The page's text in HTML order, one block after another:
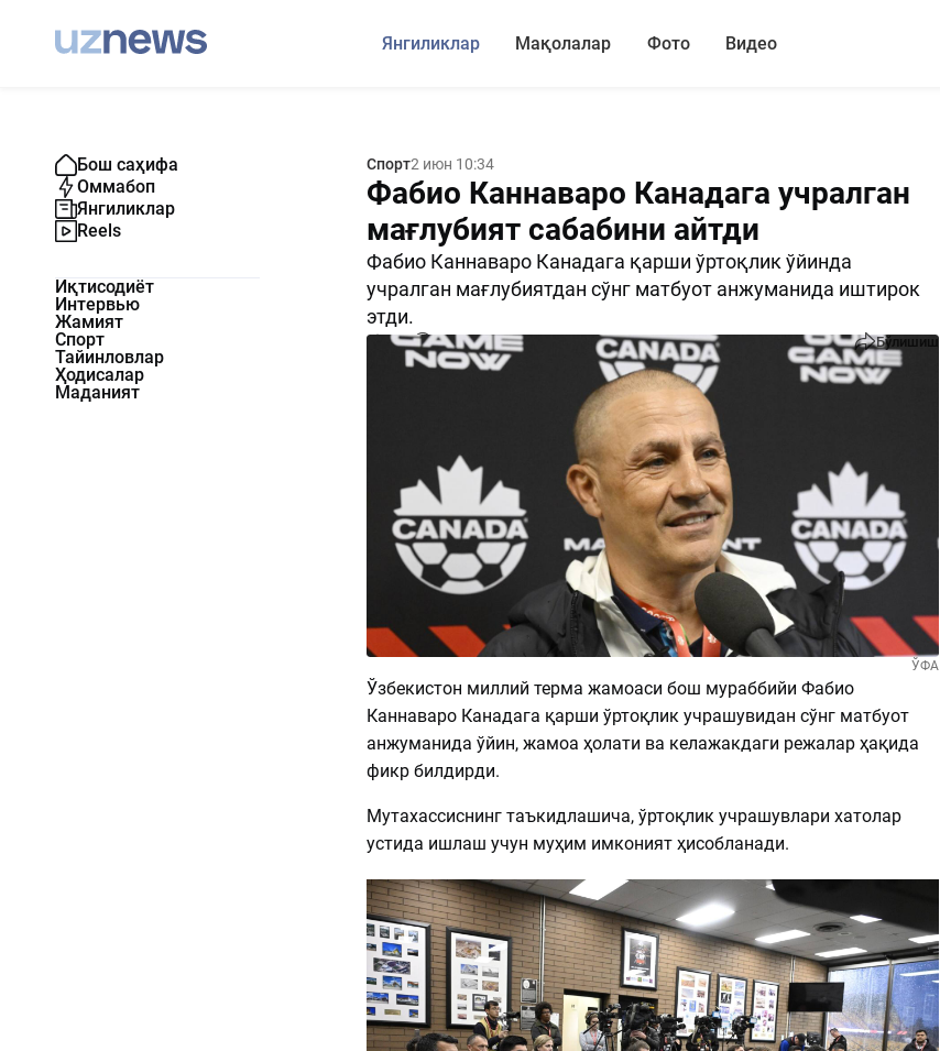
Янгиликлар Мақолалар Фото Видео
Бош саҳифа
Оммабоп
Янгиликлар
Reels
Иқтисодиёт
Интервью
Жамият
Спорт
Тайинловлар
Ҳодисалар
Маданият
Спорт2 июн 10:34
Фабио Каннаваро Канадага учралган
мағлубият сабабини айтди
Фабио Каннаваро Канадага қарши ўртоқлик ўйинда
учралган мағлубиятдан сўнг матбуот анжуманида иштирок
этди.
820 0 Бўлишиш
ЎФА
Ўзбекистон миллий терма жамоаси бош мураббийи Фабио
Каннаваро Канадага қарши ўртоқлик учрашувидан сўнг матбуот
анжуманида ўйин, жамоа ҳолати ва келажакдаги режалар ҳақида
фикр билдирди.
Мутахассиснинг таъкидлашича, ўртоқлик учрашувлари хатолар
устида ишлаш учун муҳим имконият ҳисобланади.